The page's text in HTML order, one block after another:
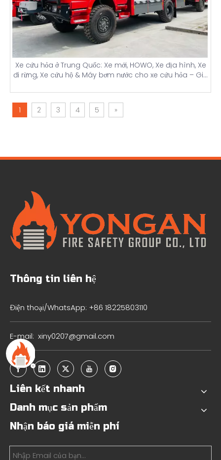
Xe cứu hỏa ở Trung Quốc: Xe mới, HOWO, Xe địa hình, Xe
đi rừng, Xe cứu hộ & Máy bơm nước cho xe cứu hỏa – Giá
1 2 3 4 5 »
Thông tin liên hệ
Điện thoại/WhatsApp: +86 18225803110
E-mail: xiny0207@gmail.com
Liên kết nhanh
Danh mục sản phẩm
Nhận báo giá miễn phí